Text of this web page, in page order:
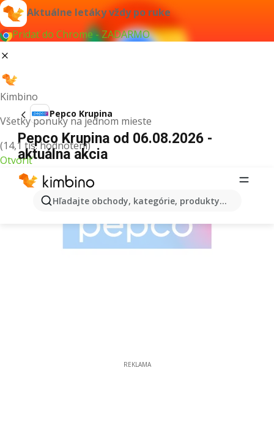
Aktuálne letáky vždy po ruke
Pridať do Chrome - ZADARMO
Kimbino
Všetky ponuky na jednom mieste
(14,1 tis. hodnotení)
Otvoriť
Hľadajte obchody, kategórie, produkty...
Pepco Krupina
Pepco Krupina od 06.08.2026 -
aktuálna akcia
REKLAMA